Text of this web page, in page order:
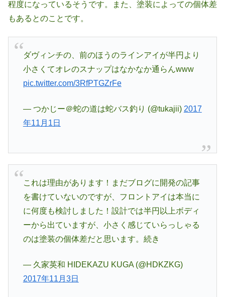
程度になっているそうです。また、塗装によっての個体差
もあるとのことです。
ダヴィンチの、前のほうのラインアイが半円より
小さくてオレのスナップはなかなか通らんwww
pic.twitter.com/3RfPTGZrFe
— つかじー＠蛇の道は蛇バス釣り (@tukajii) 2017
年11月1日
これは理由があります！まだブログに開発の記事
を書けていないのですが、フロントアイは本当に
に何度も検討しました！設計では半円以上ボディ
ーから出ていますが、小さく感じていらっしゃる
のは塗装の個体差だと思います。続き
— 久家英和 HIDEKAZU KUGA (@HDKZKG)
2017年11月3日